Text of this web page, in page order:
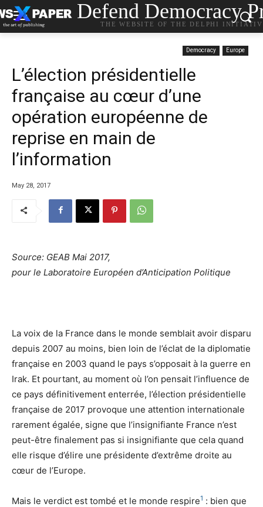
Defend Democracy
THE WEBSITE OF THE DELPHI
Democracy Europe
L’élection présidentielle
française au cœur d’une
opération européenne de
reprise en main de
l’information
May 28, 2017
Source: GEAB Mai 2017,
pour le Laboratoire Européen d’Anticipation Politique
La voix de la France dans le monde semblait avoir disparu
depuis 2007 au moins, bien loin de l’éclat de la diplomatie
française en 2003 quand le pays s’opposait à la guerre en
Irak. Et pourtant, au moment où l’on pensait l’influence de
ce pays définitivement enterrée, l’élection présidentielle
française de 2017 provoque une attention internationale
rarement égalée, signe que l’insignifiante France n’est
peut-être finalement pas si insignifiante que cela quand
elle risque d’élire une présidente d’extrême droite au
cœur de l’Europe.
Mais le verdict est tombé et le monde respire1 : bien que